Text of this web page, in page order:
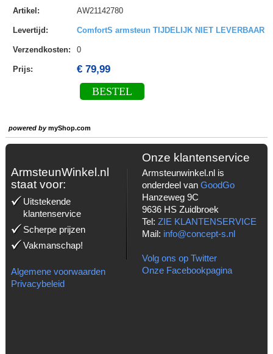
Artikel : AW21142780
Levertijd : ComfortS armsteun TIJDELIJK NIET LEVERBAAR
Verzendkosten: 0
Prijs: € 79,99
BESTEL
powered bymyShop.com
ArmsteunWinkel.nl
staat voor:
Uitstekende
klantenservice
Scherpe prijzen
Vakmanschap!
Algemene voorwaarden
Privacybeleid
Onze klantenservice
Armsteunwinkel.nl is
onderdeel van GoodGo
Hanzeweg 9C
9636 HS Zuidbroek
Tel: ZIE KLANTENSERVICE
Mail: info@concept-s.nl
Volg ons op Twitter
Onze Facebookpagina